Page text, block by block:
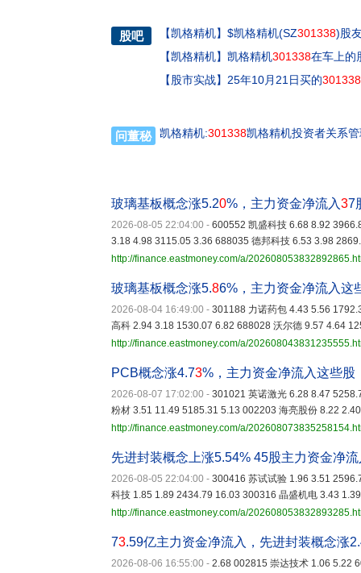
股吧 【凯格精机】 $凯格精机(SZ301338)股
【凯格精机】 凯格精机301338在车上的
【股市实战】 25年10月21日买的301338
问董秘 凯格精机:301338凯格精机投资者关系
玻璃基板概念涨5.20%，主力资金净流入37
2026-08-05 22:04:00 - 600552 凯盛科技 6.68 8.92
3.18 4.98 3115.05 3.36 688035 德邦科技 6.53 3.98
http://finance.eastmoney.com/a/
玻璃基板概念涨5.86%，主力资金净流入这
2026-08-04 16:49:00 - 301188 力诺药包 4.43 5.56
高科 2.94 3.18 1530.07 6.82 688028 沃尔德 9.57 4.64
http://finance.eastmoney.com/a/
PCB概念涨4.73%，主力资金净流入这些股
2026-08-07 17:02:00 - 301021 英诺激光 6.28 8.47
粉材 3.51 11.49 5185.31 5.13 002203 海亮股份 8.22
http://finance.eastmoney.com/a/
先进封装概念上涨5.54% 45股主力资金净
2026-08-05 22:04:00 - 300416 苏试试验 1.96 3.51
科技 1.85 1.89 2434.79 16.03 300316 晶盛机电 3.43
http://finance.eastmoney.com/a/
73.59亿主力资金净流入，先进封装概念涨
2026-08-06 16:55:00 - 2.68 002815 崇达技术 1.06 5.22